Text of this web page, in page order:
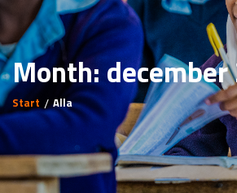
Month:
Start Alla